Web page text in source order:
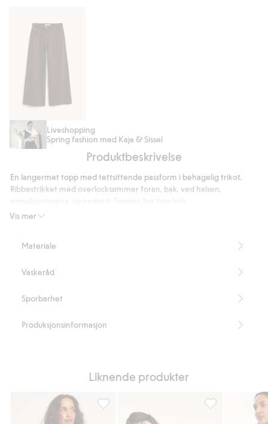
stemmer
Wide
jeans
Liveshopping
Spring fashion med Kaja & Sissel
Produktbeskrivelse
Vis mer
En langermet topp med tettsittende passform i behagelig trikot.
Ribbestrikket med overlocksømmer foran, bak, ved halsen,
Tettsittende passform
fibre.
LENZING™ ECOVERO™ Blend
Materiale
Vaskeråd
Sporbarhet
Produksjonsinformasjon
Liknende produkter
Langermet topp med drapering, Legg til
Ribbet topp,